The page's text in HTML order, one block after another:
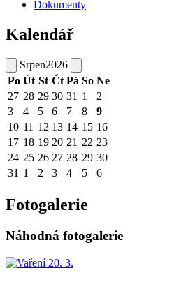
Dokumenty
Kalendář
Srpen2026
Po Út St Čt Pá So Ne
27 28 29 30 31 1
2
3
4 5 6 7 8
9
10 11 12 13 14 15 16
17 18 19 20 21 22 23
24 25 26 27 28 29 30
31 1 2 3 4 5 6
Fotogalerie
Náhodná fotogalerie